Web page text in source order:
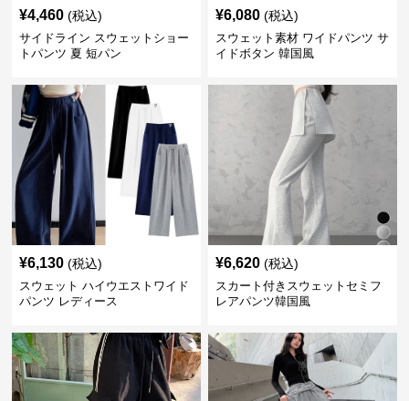
¥4,460 (税込)
サイドライン スウェットショー
トパンツ 夏 短パン
¥6,080 (税込)
スウェット素材 ワイドパンツ サ
イドボタン 韓国風
¥6,130 (税込)
スウェット ハイウエストワイド
パンツ レディース
¥6,620 (税込)
スカート付きスウェットセミフ
レアパンツ韓国風